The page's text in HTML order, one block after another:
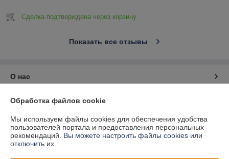
Сделка подтверждена через корзину
Показать все отзывы
О нас
Контакты
Доставка и оплата
График работы
Обработка файлов cookie
Мы используем файлы cookies для обеспечения удобства
пользователей портала и предоставления персональных
рекомендаций. Вы можете настроить файлы cookies или
отключить их.